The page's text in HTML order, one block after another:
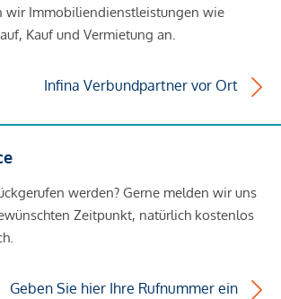
wir Immobiliendienstleistungen wie
Kauf und Vermietung an.
Infina Verbundpartner vor Ort
werden? Gerne melden wir uns
Zeitpunkt, natürlich kostenlos
Geben Sie hier Ihre Rufnummer ein